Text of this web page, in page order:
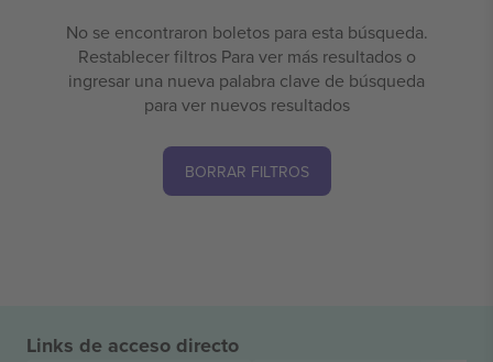
No se encontraron boletos para esta búsqueda.
Restablecer filtros Para ver más resultados o
ingresar una nueva palabra clave de búsqueda
para ver nuevos resultados
BORRAR FILTROS
Links de acceso directo